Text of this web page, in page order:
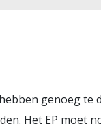
genoeg
Het EP moet